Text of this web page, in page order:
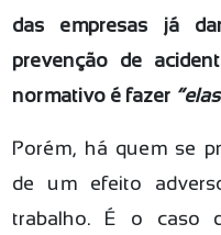
das empresas já
prevenção de
normativo é fazer
Porém, há quem se
de um efeito
trabalho. É o caso